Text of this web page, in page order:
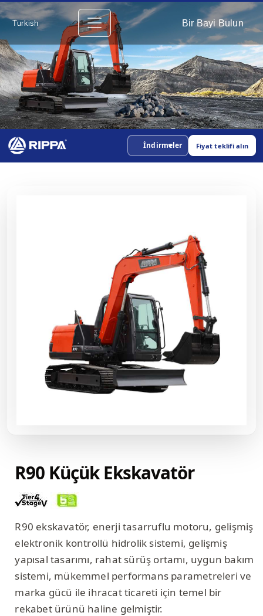
Turkish Bir Bayi Bulun
İndirmeler Fiyat teklifi alın
R90 Küçük Ekskavatör
R90 ekskavatör, enerji tasarruflu motoru, gelişmiş
elektronik kontrollü hidrolik sistemi, gelişmiş
yapısal tasarımı, rahat sürüş ortamı, uygun bakım
sistemi, mükemmel performans parametreleri ve
marka gücü ile ihracat ticareti için temel bir
rekabet ürünü haline gelmiştir.